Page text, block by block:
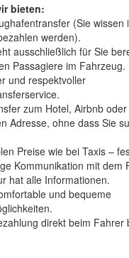
bieten:
(Sie wissen
werden).
ausschließlich für Sie
Passagiere im Fahrzeug.
und respektvoller
zum Hotel, Airbnb
Adresse, ohne dass Sie
Preise wie bei Taxis –
Kommunikation mit dem
hat alle Informationen.
und bequeme
direkt beim Fahrer